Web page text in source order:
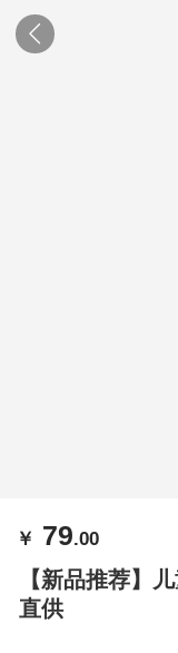
￥ 79.00
【新品推荐】
直供